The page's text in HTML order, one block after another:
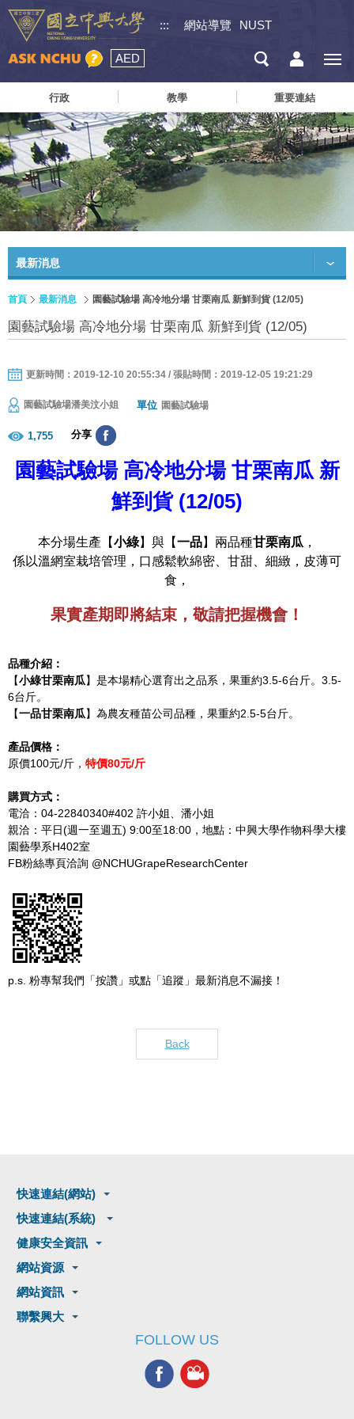
::: 網站導覽 NUST
AED
行政 教學 重要連結
最新消息
首頁 最新消息 園藝試驗場 高冷地分場 甘栗南瓜 新鮮到貨 (12/05)
園藝試驗場 高冷地分場 甘栗南瓜 新鮮到貨 (12/05)
更新時間：2019-12-10 20:55:34 / 張貼時間：2019-12-05 19:21:29
園藝試驗場潘美汶小姐 單位 園藝試驗場
1,755 分享
園藝試驗場 高冷地分場 甘栗南瓜 新
鮮到貨(12/05)
本分場生產【小綠】與【一品】兩品種甘栗南瓜 ，
係以溫網室栽培管理，口感鬆軟綿密、甘甜、細緻，皮薄可
食，
果實產期即將結束，敬請把握機會！
品種介紹：
【小綠甘栗南瓜】是本場精心選育出之品系，果重約3.5-6台斤。3.5-
6台斤。
【一品甘栗南瓜】為農友種苗公司品種，果重約2.5-5台斤。
產品價格：
原價100元/斤， 特價80元/斤
購買方式：
電洽：04-22840340#402 許小姐、潘小姐
親洽：平日(週一至週五) 9:00至18:00，地點：中興大學作物科學大樓
園藝學系H402室
FB粉絲專頁洽詢 @NCHUGrapeResearchCenter
p.s. 粉專幫我們「按讚」或點「追蹤」最新消息不漏接！
Back
快速連結(網站)
快速連結(系統)
健康安全資訊
網站資源
網站資訊
聯繫興大
FOLLOW US